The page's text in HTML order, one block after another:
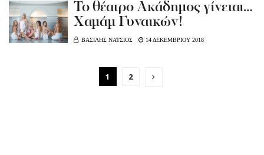
Το θέατρο Ακάδημος γίνεται…
Χαμάμ Γυναικών!
ΒΑΣΙΛΗΣ ΝΑΤΣΙΟΣ 14 ΔΕΚΕΜΒΡΙΟΥ 2018
1 2